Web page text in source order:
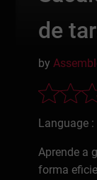
de
by
Language
Aprende a
forma